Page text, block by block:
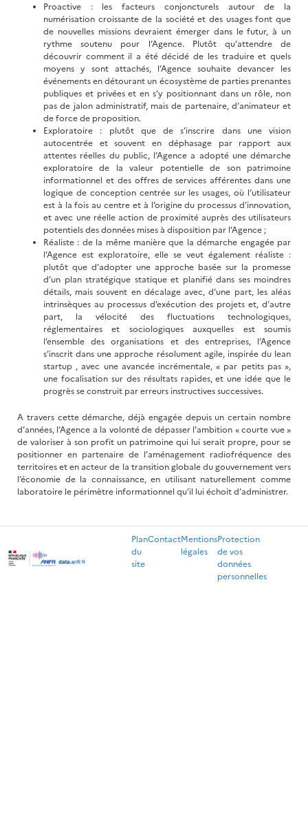
Proactive : les facteurs conjoncturels autour de la
numérisation croissante de la société et des usages font que
de nouvelles missions devraient émerger dans le futur, à un
rythme soutenu pour l’Agence. Plutôt qu’attendre de
découvrir comment il a été décidé de les traduire et quels
moyens y sont attachés, l’Agence souhaite devancer les
événements en détourant un écosystème de parties prenantes
publiques et privées et en s’y positionnant dans un rôle, non
pas de jalon administratif, mais de partenaire, d’animateur et
de force de proposition.
Exploratoire : plutôt que de s’inscrire dans une vision
autocentrée et souvent en déphasage par rapport aux
attentes réelles du public, l’Agence a adopté une démarche
exploratoire de la valeur potentielle de son patrimoine
informationnel et des offres de services afférentes dans une
logique de conception centrée sur les usages, où l’utilisateur
est à la fois au centre et à l’origine du processus d’innovation,
et avec une réelle action de proximité auprès des utilisateurs
potentiels des données mises à disposition par l’Agence ;
Réaliste : de la même manière que la démarche engagée par
l’Agence est exploratoire, elle se veut également réaliste :
plutôt que d’adopter une approche basée sur la promesse
d’un plan stratégique statique et planifié dans ses moindres
détails, mais souvent en décalage avec, d’une part, les aléas
intrinsèques au processus d’exécution des projets et, d’autre
part, la vélocité des fluctuations technologiques,
réglementaires et sociologiques auxquelles est soumis
l’ensemble des organisations et des entreprises, l’Agence
s’inscrit dans une approche résolument agile, inspirée du lean
startup , avec une avancée incrémentale, « par petits pas »,
une focalisation sur des résultats rapides, et une idée que le
progrès se construit par erreurs instructives successives.
A travers cette démarche, déjà engagée depuis un certain nombre
d’années, l’Agence a la volonté de dépasser l’ambition « courte vue »
de valoriser à son profit un patrimoine qui lui serait propre, pour se
positionner en partenaire de l’aménagement radiofréquence des
territoires et en acteur de la transition globale du gouvernement vers
l’économie de la connaissance, en utilisant naturellement comme
laboratoire le périmètre informationnel qu’il lui échoit d’administrer.
Plan
du
site
ContactMentions
légales
Protection
de vos
données
personnelles